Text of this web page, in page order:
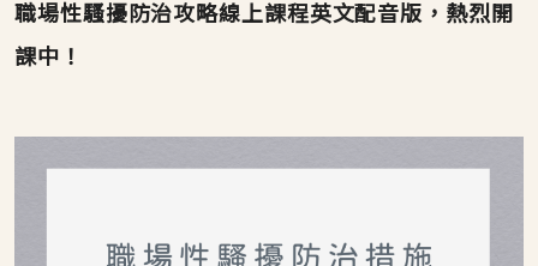
職場性騷擾防治攻略線上課程英文配音版，熱烈開
課中！